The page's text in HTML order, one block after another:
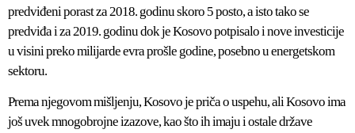
predviđeni porast za 2018. godinu skoro 5 posto, a isto tako se
predviđa i za 2019. godinu dok je Kosovo potpisalo i nove investicije
u visini preko milijarde evra prošle godine, posebno u energetskom
sektoru.
Prema njegovom mišljenju, Kosovo je priča o uspehu, ali Kosovo ima
još uvek mnogobrojne izazove, kao što ih imaju i ostale države